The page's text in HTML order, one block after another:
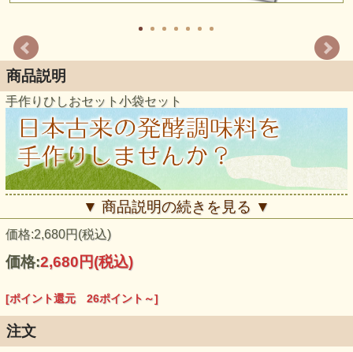
商品説明
手作りひしおセット小袋セット
▼ 商品説明の続きを見る ▼
価格:2,680円(税込)
価格:2,680円(税込)
[ポイント還元 26ポイント～]
注文